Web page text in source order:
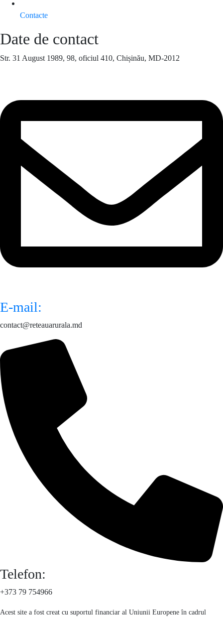
Contacte
Date de contact
Str. 31 August 1989, 98, oficiul 410, Chișinău, MD-2012
E-mail:
contact@reteauarurala.md
Telefon:
+373 79 754966
Acest site a fost creat cu suportul financiar al Uniunii Europene în cadrul